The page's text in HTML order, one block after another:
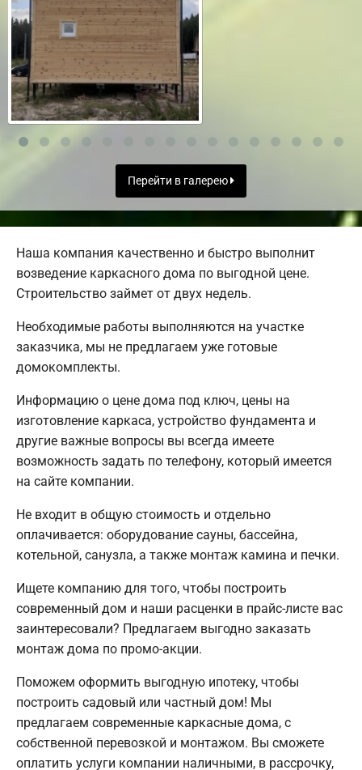
Перейти в галерею
Наша компания качественно и быстро выполнит
возведение каркасного дома по выгодной цене.
Строительство займет от двух недель.
Необходимые работы выполняются на участке
заказчика, мы не предлагаем уже готовые
домокомплекты.
Информацию о цене дома под ключ, цены на
изготовление каркаса, устройство фундамента и
другие важные вопросы вы всегда имеете
возможность задать по телефону, который имеется
на сайте компании.
Не входит в общую стоимость и отдельно
оплачивается: оборудование сауны, бассейна,
котельной, санузла, а также монтаж камина и печки.
Ищете компанию для того, чтобы построить
современный дом и наши расценки в прайс-листе вас
заинтересовали? Предлагаем выгодно заказать
монтаж дома по промо-акции.
Поможем оформить выгодную ипотеку, чтобы
построить садовый или частный дом! Мы
предлагаем современные каркасные дома, с
собственной перевозкой и монтажом. Вы сможете
оплатить услуги компании наличными, в рассрочку,